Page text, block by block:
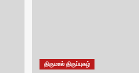
திருமால் திருப்புகழ்